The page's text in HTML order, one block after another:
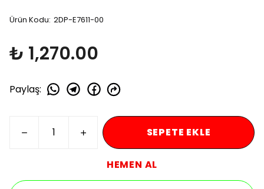
Ürün Kodu: 2DP-E7611-00
₺ 1,270.00
Paylaş:
SEPETE EKLE
HEMEN AL